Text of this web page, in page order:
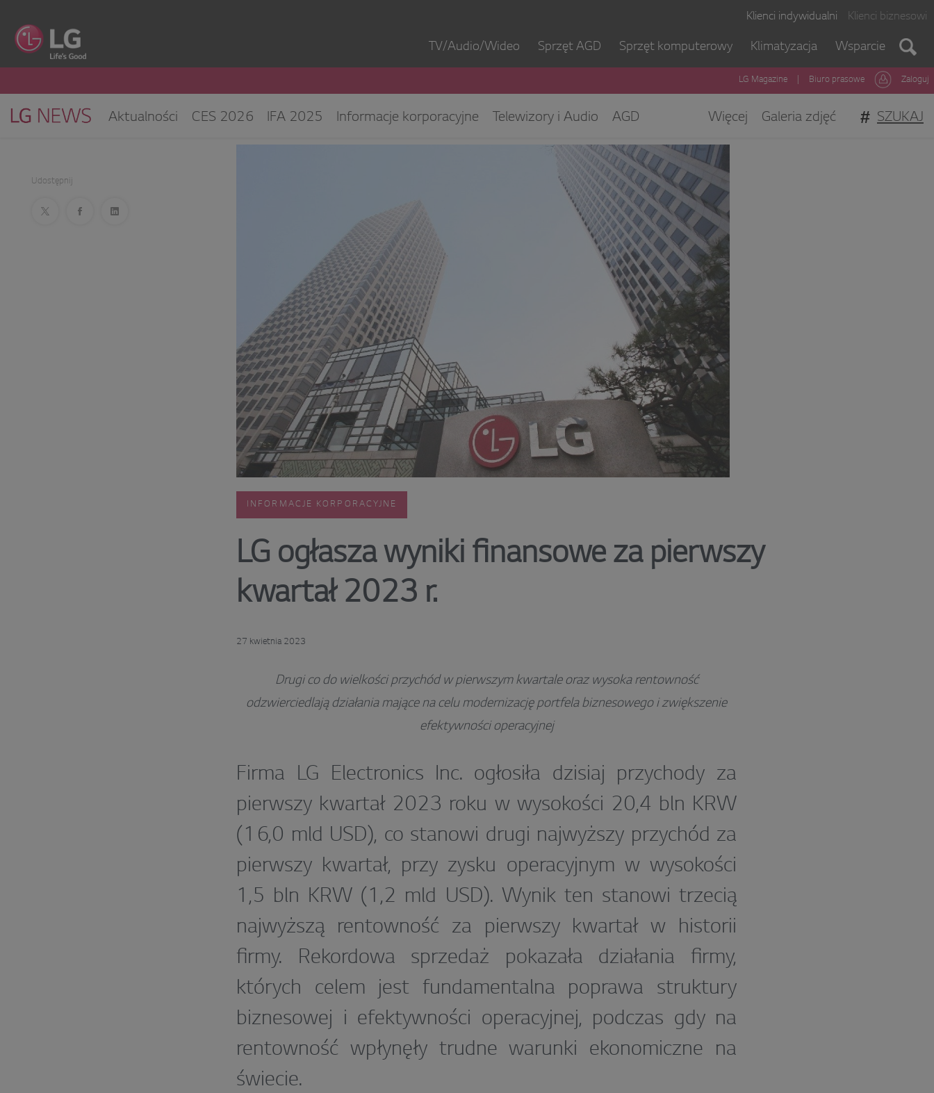
Klienci indywidualni Klienci biznesowi
TV/Audio/Wideo Sprzęt AGD Sprzęt komputerowy Klimatyzacja Wsparcie
LG Magazine Biuro prasowe Zaloguj
Aktualności CES 2026 IFA 2025 Informacje korporacyjne Telewizory i Audio
AGD
Klimatyzacja i pompy ciepła
Sprzęt IT
Biuro Obsługi Klienta
Więcej Galeria zdjęć # SZUKAJ
Udostępnij
INFORMACJE KORPORACYJNE
LG ogłasza wyniki finansowe za pierwszy
kwartał 2023 r.
27 kwietnia 2023
Drugi co do wielkości przychód w pierwszym kwartale oraz wysoka rentowność
odzwierciedlają działania mające na celu modernizację portfela biznesowego i zwiększenie
efektywności operacyjnej
Firma LG Electronics Inc. ogłosiła dzisiaj przychody za
pierwszy kwartał 2023 roku w wysokości 20,4 bln KRW
(16,0 mld USD), co stanowi drugi najwyższy przychód za
pierwszy kwartał, przy zysku operacyjnym w wysokości
1,5 bln KRW (1,2 mld USD). Wynik ten stanowi trzecią
najwyższą rentowność za pierwszy kwartał w historii
firmy. Rekordowa sprzedaż pokazała działania firmy,
których celem jest fundamentalna poprawa struktury
biznesowej i efektywności operacyjnej, podczas gdy na
rentowność wpłynęły trudne warunki ekonomiczne na
świecie.